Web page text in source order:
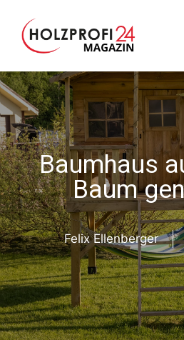
Inhalt
springen
Baumhaus
Baum
Felix Ellenberger